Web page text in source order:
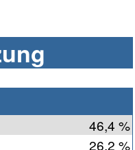
46,4 %
26,2 %